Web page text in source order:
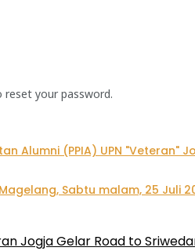
Jogja Gelar Road to
reset your password.